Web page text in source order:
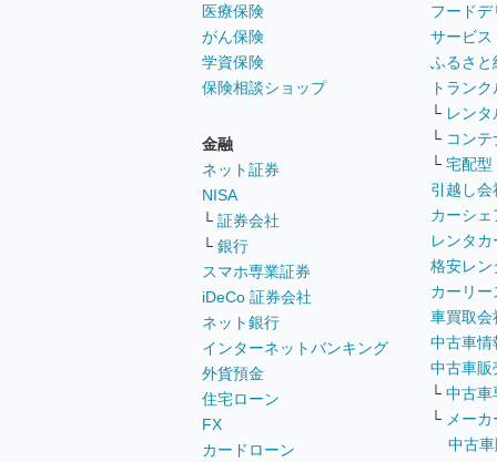
医療保険
がん保険
学資保険
保険相談ショップ
金融
ネット証券
NISA
└ 証券会社
└ 銀行
スマホ専業証券
iDeCo 証券会社
ネット銀行
インターネットバンキング
外貨預金
住宅ローン
FX
カードローン
フード
サービス
ふるさと
トラン
└ レン
└ コンテ
└ 宅配型
引越し会
カーシ
レンタカ
格安レン
カーリー
車買取会
中古車情
中古車販
└ 中古車
└ メーカ
中古車